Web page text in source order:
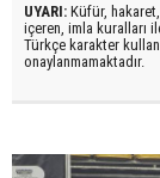
UYARI: Küfür,
içeren, imla kuralları
Türkçe karakter
onaylanmamaktadır.